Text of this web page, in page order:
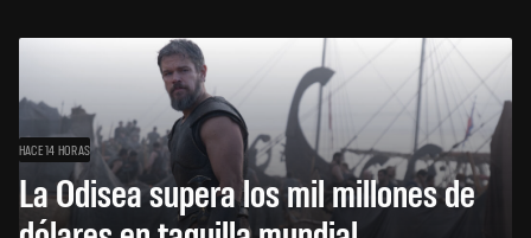
HACE 14 HORAS
La Odisea supera los mil millones de